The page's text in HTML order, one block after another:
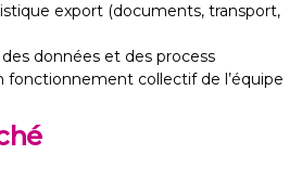
export (documents, transport,
données et des process
fonctionnement collectif de l’équipe